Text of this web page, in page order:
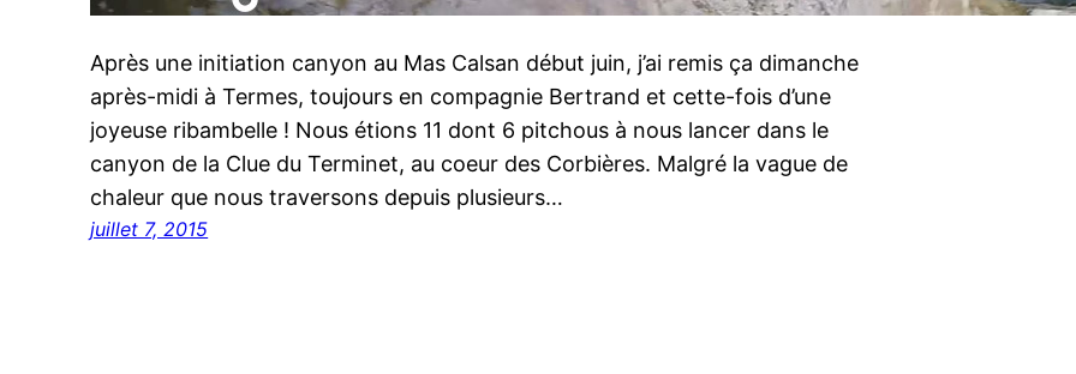
Après une initiation canyon au Mas Calsan début juin, j’ai remis ça dimanche
après-midi à Termes, toujours en compagnie Bertrand et cette-fois d’une
joyeuse ribambelle ! Nous étions 11 dont 6 pitchous à nous lancer dans le
canyon de la Clue du Terminet, au coeur des Corbières. Malgré la vague de
chaleur que nous traversons depuis plusieurs…
juillet 7, 2015